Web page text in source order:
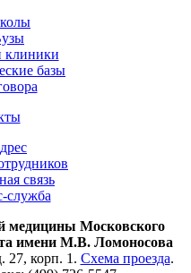
базы
связь
служба
медицины Московского
имени М.В. Ломоносова
27, корп. 1. Схема проезда.